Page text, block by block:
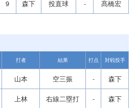
9 森下 投直球 - 髙橋宏
打者 結果 打点 対戦投手
山本 空三振 - 森下
上林 右線二塁打 - 森下